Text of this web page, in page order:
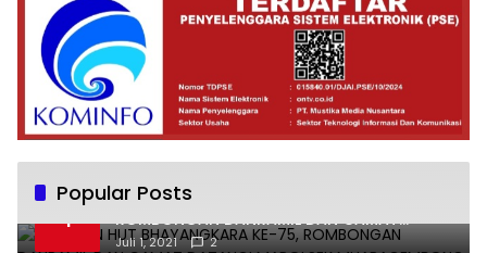
Popular Posts
1
UCAPKAN HUT BHAYANGKARA KE-75,
ROMBONGAN DANRAMIL DAN CAMAT
DATANGI MAPOLSEK MUARAGEMBONG
Juli 1, 2021 2